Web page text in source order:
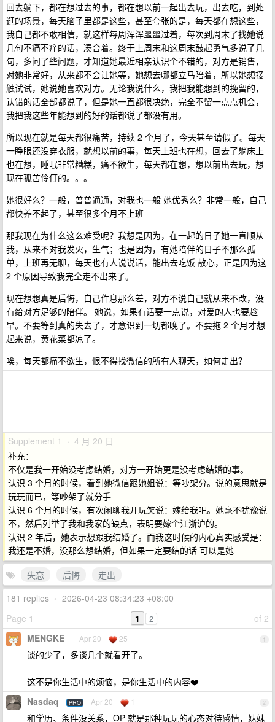
回去躺下，都在想过去的事，都在想以前一起出去玩，出去吃，到处
逛的场景，每天脑子里都是这些，甚至夸张的是，每天都在想这些，
我自己都不敢相信，就这样每周浑浑噩噩过着，每次到周末了找她说
几句不痛不痒的话，凑合着。终于上周末和这周末鼓起勇气多说了几
句，多问了些问题，才知道她最近相亲认识个不错的，对方是销售，
对她非常好，从来都不会让她等，她想去哪都立马陪着，所以她想接
触试试，她说她喜欢对方。无论我说什么，我把我能想到的挽留的，
认错的话全部都说了，但是她一直都很决绝，完全不留一点点机会，
我把我这些年能想到的好的话都说了都没有用。
所以现在就是每天都很痛苦，持续 2 个月了，今天甚至请假了。每天
一睁眼还没穿衣服，就想以前的事，每天上班也在想，回去了躺床上
也在想，睡眠非常糟糕，痛不欲生，每天都在想，想以前出去玩，想
现在孤苦伶仃的。。。
她很好么？一般，普普通通，对我也一般 她优秀么？非常一般，自己
都快养不起了，甚至很多个月不上班
那我现在为什么这么难受呢？我想是因为，在一起的日子她一直顺从
我，从来不对我发火，生气；也是因为，有她陪伴的日子不那么孤
单，上班再无聊，每天也有人说说话，能出去吃饭 散心，正是因为这
2 个原因导致我完全走不出来了。
现在想想真是后悔，自己作息那么差，对方不说自己就从来不改，没
有给对方足够的陪伴。 她说，如果有话要一点说，对爱的人也要趁
早。不要等到真的失去了，才意识到一切都晚了。不要拖 2 个月才想
起来说，黄花菜都凉了。
唉，每天都痛不欲生，恨不得找微信的所有人聊天，如何走出？
Supplement 1 · 4 月 20 日
补充：
不仅是我一开始没考虑结婚，对方一开始更是没考虑结婚的事。
认识 3 个月的时候，看到她微信跟她姐说：等吵架分。说的意思就是
玩玩而已，等吵架了就分手
认识 6 个月的时候，有次闲聊我开玩笑说：嫁给我吧。她毫不犹豫说
不，然后列举了我和我家的缺点，表明要嫁个江浙沪的。
认识 2 年后，她表示想跟我结婚了。而我这时候的内心真实感受是：
我还是不婚，没那么想结婚，但如果一定要结的话 可以是她
失恋
后悔
走出
181 replies • 2026-04-23 08:34:23 +08:00
Page 1
of 2
1 2
1
MENGKE Apr 20 25
谈的少了，多谈几个就看开了。
这不是你生活中的烦恼，是你生活中的内容❤️
2
Nasdaq PRO Apr 20 1
和学历、条件没关系，OP 就是那种玩玩的心态对待感情，妹妹